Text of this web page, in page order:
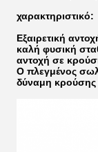
χαρακτηριστικό:
Εξαιρετική
καλή φυσική
αντοχή σε
Ο πλεγμένος
δύναμη